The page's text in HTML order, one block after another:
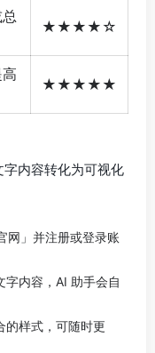
★★★★☆
★★★★★
内容转化为可视化
网」并注册或登录账
字内容，AI 助手会自
的样式，可随时更